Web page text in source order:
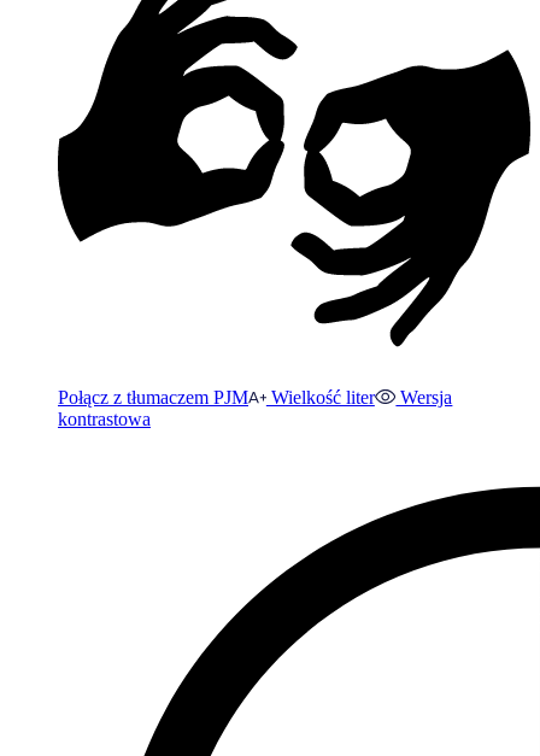
Połącz z tłumaczem PJM Wielkość liter
Wersja
kontrastowa